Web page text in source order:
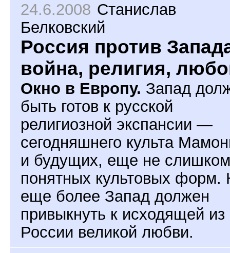
24.6.2008 Станислав
Белковский
Россия против
война, религия,
Окно в Европу. Запад
быть готов к русской
религиозной экспансии —
сегодняшнего культа
и будущих, еще не слишком
понятных культовых форм.
еще более Запад должен
привыкнуть к исходящей из
России великой любви.